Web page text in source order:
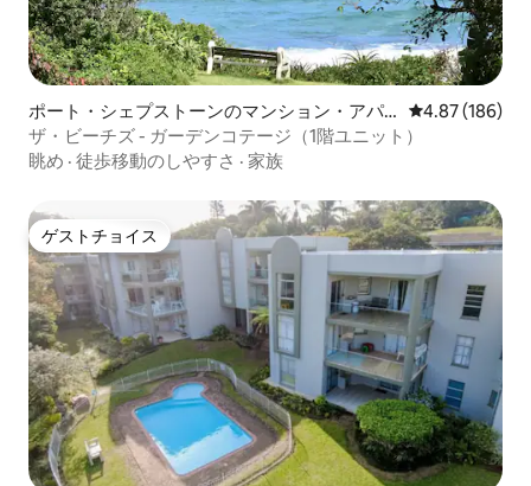
ポート・シェプストーンのマンション・アパ
ート
レビュー186
4.87 (186)
ザ・ビーチズ - ガーデンコテージ（1階ユニット）
眺め · 徒歩移動のしやすさ · 家族
ゲストチョイス
ゲストチョイス